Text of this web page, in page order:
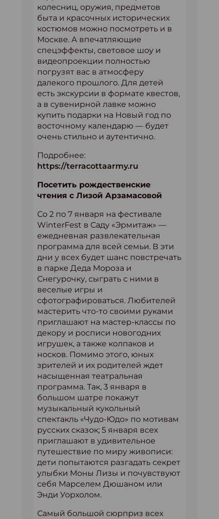
колесниц, оружия, предметов
быта и красочных исторических
костюмов можно посмотреть и в
Москве. А впечатляющие
спецэффекты, световое шоу и
видеопроекции полностью
погрузят вас в атмосферу
далекого прошлого. Для детей
есть экскурсии в формате квестов,
а в сувенирной лавке можно
купить подарки на Новый год по
восточному календарю — будет
очень стильно и аутентично.
Подробнее:
https://terracottaarmy.ru
Посетить рождественские
чтения с Лизой Арзамасовой
Со 2 по 7 января на фестивале
WinterFest в Саду «Эрмитаж» —
ежедневная развлекательная
программа для всей семьи. В эти
дни у всех будет шанс повстречать
в парке Деда Мороза и
Снегурочку, сыграть с ними в
веселые игры и
сфотографироваться. Любителей
мастерить что-то своими руками
приглашают на мастер-классы по
декору и росписи новогодних
игрушек, а также колпаков и
носков. Помимо этого, юных
зрителей и их родителей ждет
насыщенная театральная
программа. Так, 3 января в
большом шатре покажут
музыкальный кукольный
спектакль «Чудо-Юдо» по мотивам
русских сказок; 5 января всех
приглашают в удивительное
путешествие по миру живописи:
дети попытаются разгадать секрет
улыбки Моны Лизы и почувствуют
себя Марселем Дюшаном или
Энди Уорхолом.
Самый большой сюрприз всех